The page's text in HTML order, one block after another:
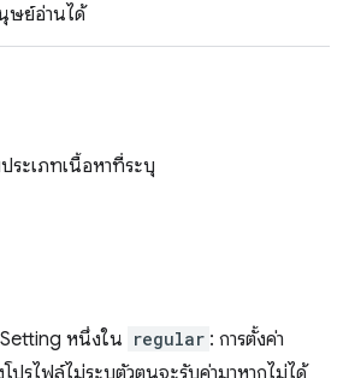
ษย์อ่านได้
ระเภทเนื้อหาที่ระบุ
หนึ่งใน regular : การตั้งค่า
ปรไฟล์ไม่ระบุตัวตนจะรับค่ามาหากไม่ได้